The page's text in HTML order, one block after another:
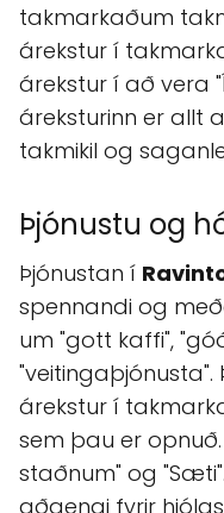
takmarkaðum
árekstur í
árekstur í að vera
áreksturinn er allt
takmikil og
Þjónustu og
Þjónustan í
spennandi og
um "gott kaffi",
árekstur í
sem þau er
staðnum" og
aðgengi fyrir